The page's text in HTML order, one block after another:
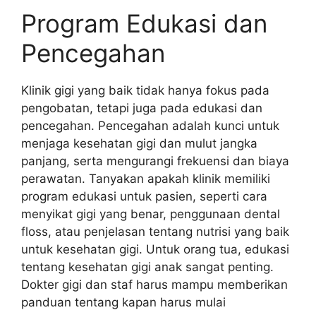
Program Edukasi dan
Pencegahan
Klinik gigi yang baik tidak hanya fokus pada
pengobatan, tetapi juga pada edukasi dan
pencegahan. Pencegahan adalah kunci untuk
menjaga kesehatan gigi dan mulut jangka
panjang, serta mengurangi frekuensi dan biaya
perawatan. Tanyakan apakah klinik memiliki
program edukasi untuk pasien, seperti cara
menyikat gigi yang benar, penggunaan dental
floss, atau penjelasan tentang nutrisi yang baik
untuk kesehatan gigi. Untuk orang tua, edukasi
tentang kesehatan gigi anak sangat penting.
Dokter gigi dan staf harus mampu memberikan
panduan tentang kapan harus mulai